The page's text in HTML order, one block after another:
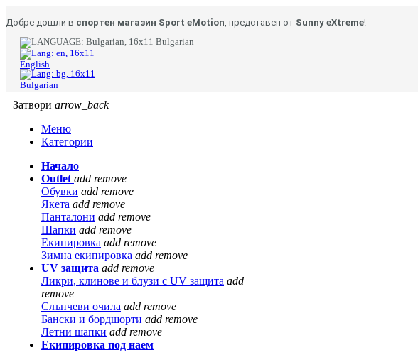
Добре дошли в спортен магазин Sport eMotion, представен от Sunny eXtreme!
Bulgarian
English
Bulgarian
Затвори arrow_back
Меню
Категории
Начало
Outlet add remove
Обувки add remove
Якета add remove
Панталони add remove
Шапки add remove
Екипировка add remove
Зимна екипировка add remove
UV защита add remove
Ликри, клинове и блузи с UV защита add
remove
Слънчеви очила add remove
Бански и бордшорти add remove
Летни шапки add remove
Екипировка под наем